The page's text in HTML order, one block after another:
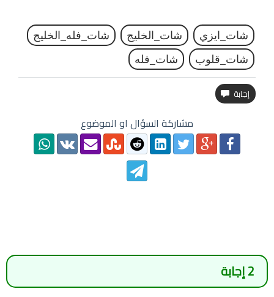
شات_ايزي شات_الخليج
شات_فله_الخليج
شات_قلوب
شات_فله
مشاركة السؤال او الموضوع
2إجابة